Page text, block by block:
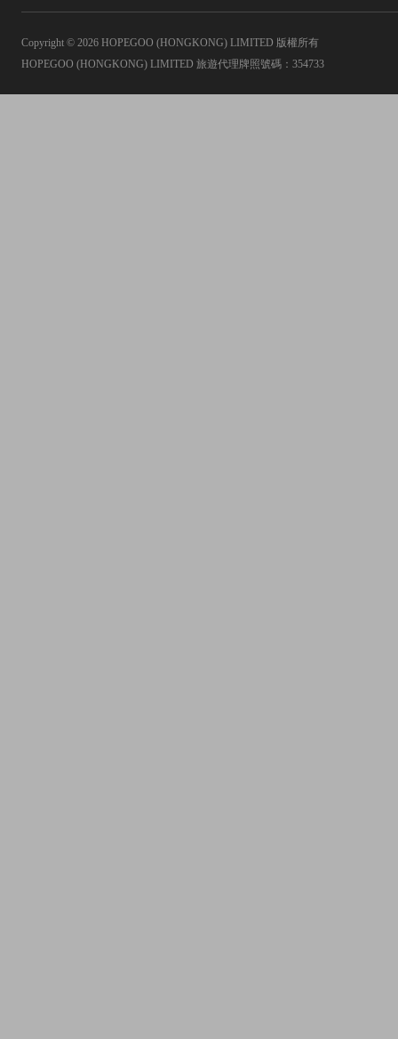
Copyright © 2026 HOPEGOO (HONGKONG) LIMITED 版權所有
HOPEGOO (HONGKONG) LIMITED 旅遊代理牌照號碼：354733